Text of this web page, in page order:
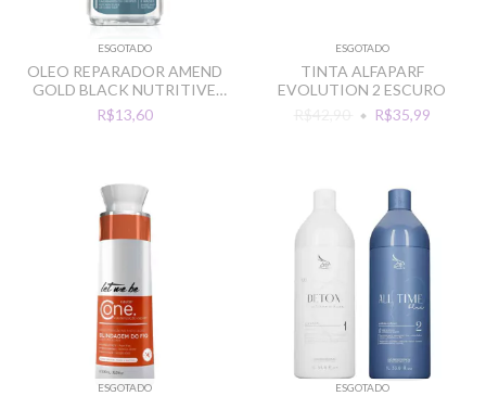
ESGOTADO
OLEO REPARADOR AMEND
GOLD BLACK NUTRITIVE
CAB CACHEADOS 30ML
R$13,60
ESGOTADO
TINTA ALFAPARF
EVOLUTION 2 ESCURO
R$42,90
R$35,99
ESGOTADO ESGOTADO